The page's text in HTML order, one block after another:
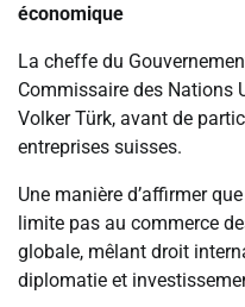
économique
La cheffe du
Commissaire des Nations
Volker Türk, avant de
entreprises suisses.
Une manière d’affirmer
limite pas au commerce
globale, mêlant droit
diplomatie et